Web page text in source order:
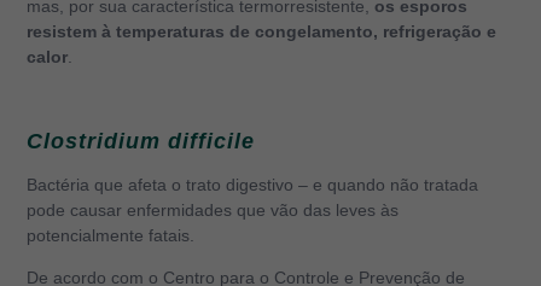
mas, por sua característica termorresistente, os esporos
resistem à temperaturas de congelamento, refrigeração e
calor
Clostridium difficile
Bactéria que afeta o trato digestivo – e quando não tratada
pode causar enfermidades que vão das leves às
potencialmente fatais.
De acordo com o Centro para o Controle e Prevenção de